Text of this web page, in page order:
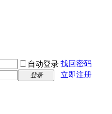
自动登录 找回密码
登录
立即注册